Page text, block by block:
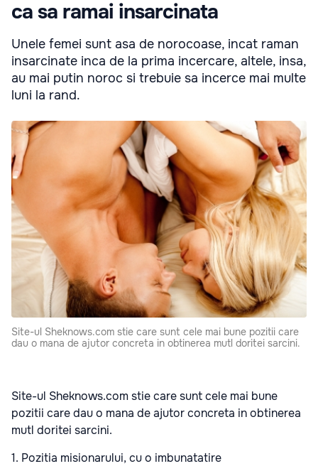
ca sa ramai insarcinata
Unele femei sunt asa de norocoase, incat raman
insarcinate inca de la prima incercare, altele, insa,
au mai putin noroc si trebuie sa incerce mai multe
luni la rand.
Site-ul Sheknows.com stie care sunt cele mai bune pozitii care
dau o mana de ajutor concreta in obtinerea mutl doritei sarcini.
Site-ul Sheknows.com stie care sunt cele mai bune
pozitii care dau o mana de ajutor concreta in obtinerea
mutl doritei sarcini.
1. Pozitia misionarului, cu o imbunatatire